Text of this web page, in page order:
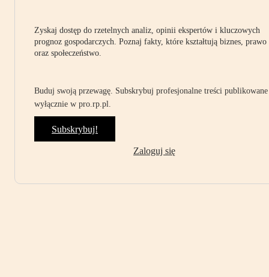
Zyskaj dostęp do rzetelnych analiz, opinii ekspertów i kluczowych
prognoz gospodarczych. Poznaj fakty, które kształtują biznes, prawo
oraz społeczeństwo.
Buduj swoją przewagę. Subskrybuj profesjonalne treści publikowane
wyłącznie w pro.rp.pl.
Subskrybuj!
Zaloguj się